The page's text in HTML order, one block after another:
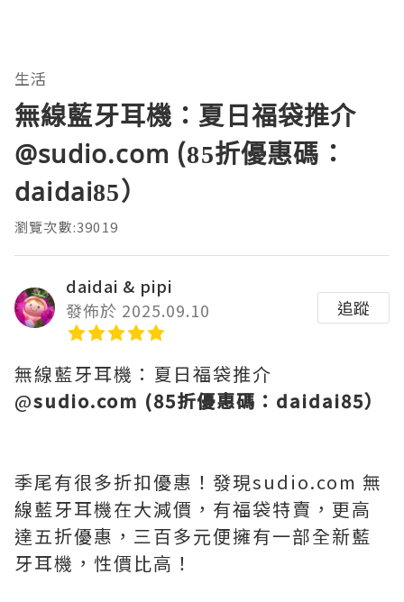
生活
無線藍牙耳機：夏日福袋推介
@sudio.com (85折優惠碼：
daidai85）
瀏覽次數:39019
daidai & pipi
發佈於 2025.09.10
追蹤
無線藍牙耳機：夏日福袋推介
@sudio.com (85折優惠碼：daidai85）
季尾有很多折扣優惠！發現sudio.com 無
線藍牙耳機在大減價，有福袋特賣，更高
達五折優惠，三百多元便擁有一部全新藍
牙耳機，性價比高！